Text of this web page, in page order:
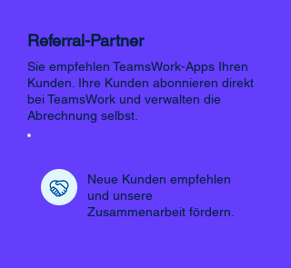
Referral-Partner
Sie empfehlen TeamsWork-Apps Ihren
Kunden. Ihre Kunden abonnieren direkt
bei TeamsWork und verwalten die
Abrechnung selbst.
Neue Kunden empfehlen
und unsere
Zusammenarbeit fördern.